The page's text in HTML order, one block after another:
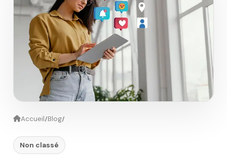
Accueil/Blog/
Non classé